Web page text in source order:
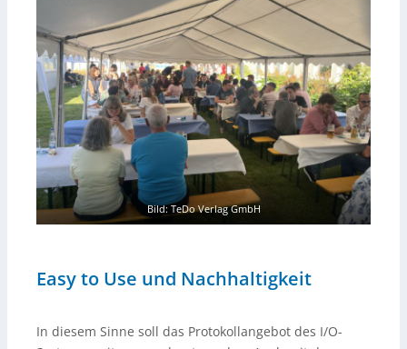
Bild: TeDo Verlag GmbH
Easy to Use und Nachhaltigkeit
In diesem Sinne soll das Protokollangebot des I/O-